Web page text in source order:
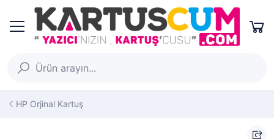
HP Orjinal Kartuş